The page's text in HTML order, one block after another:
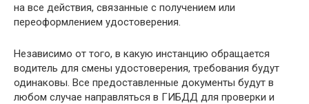
на все действия, связанные с получением или
переоформлением удостоверения.
Независимо от того, в какую инстанцию обращается
водитель для смены удостоверения, требования будут
одинаковы. Все предоставленные документы будут в
любом случае направляться в ГИБДД для проверки и